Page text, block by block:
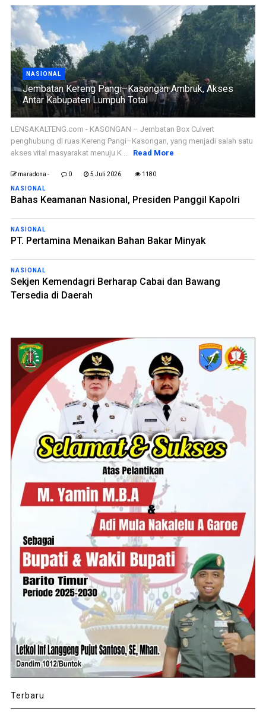
NASIONAL
Jembatan Kereng Pangi–Kasongan Ambruk, Akses
Antar Kabupaten Lumpuh Total
LENSAKALTENG.com - KASONGAN – Jembatan Box Culvert
penghubung di ruas Kereng Pangi–Kasongan, yang menjadi salah satu
akses vital masyarakat menuju K ... Read More
maradona - 0 5 Juli 2026 1180
NASIONAL
Bahas Keamanan Nasional, Presiden Panggil Kapolri
NASIONAL
PT. Pertamina Menaikan Bahan Bakar Minyak
NASIONAL
Sekjen Kemendagri Berharap Cabai dan Bawang
Tersedia di Daerah
Terbaru